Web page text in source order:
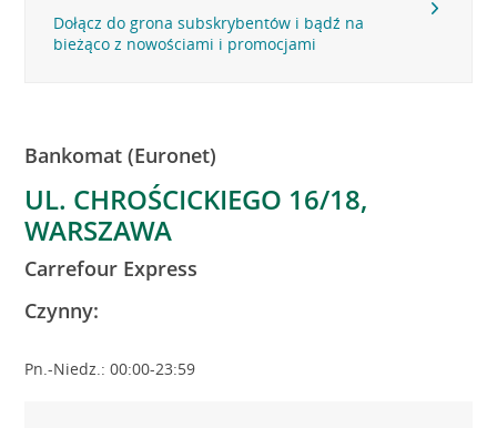
Dołącz do grona subskrybentów i bądź na
bieżąco z nowościami i promocjami
Bankomat (Euronet)
UL. CHROŚCICKIEGO 16/18,
WARSZAWA
Carrefour Express
Czynny:
Pn.-Niedz.: 00:00-23:59